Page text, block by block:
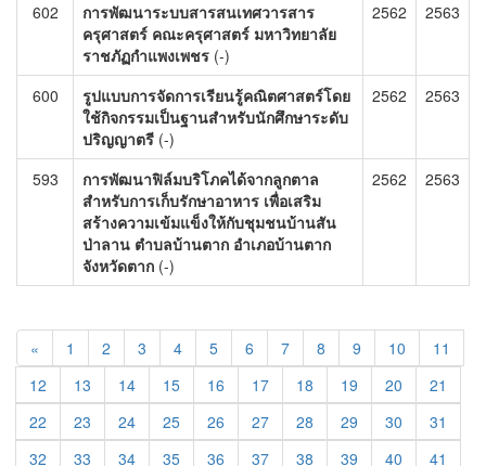
602
การพัฒนาระบบสารสนเทศวารสาร
ครุศาสตร์ คณะครุศาสตร์ มหาวิทยาลัย
ราชภัฏกำแพงเพชร (-)
2562 2563
600
รูปแบบการจัดการเรียนรู้คณิตศาสตร์โดย
ใช้กิจกรรมเป็นฐานสำหรับนักศึกษาระดับ
ปริญญาตรี (-)
2562 2563
593
การพัฒนาฟิล์มบริโภคได้จากลูกตาล
สำหรับการเก็บรักษาอาหาร เพื่อเสริม
สร้างความเข้มแข็งให้กับชุมชนบ้านสัน
ป่าลาน ตำบลบ้านตาก อำเภอบ้านตาก
จังหวัดตาก (-)
2562 2563
« 1 2 3 4 5 6 7 8 9 10
11
12
13 14 15 16 17 18 19 20
21
22
23 24 25 26 27 28 29 30
31
32
33 34 35 36 37 38 39 40 41